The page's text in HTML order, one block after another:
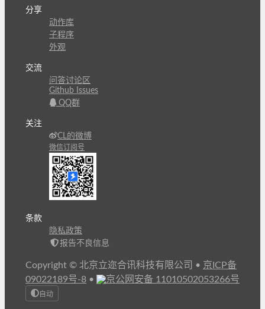
分享
动作库
子程序
外观
交流
问答讨论区
Github Issues
QQ群
关注
CL的微博
微信订阅号
条款
隐私政策
报告不良信息
Copyright © 北京立迩合讯科技有限公司 • 京ICP备
09022189号-8 • 京公网安备 11010502053266号
自动